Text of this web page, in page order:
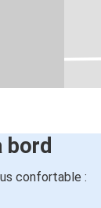
bord
confortable :